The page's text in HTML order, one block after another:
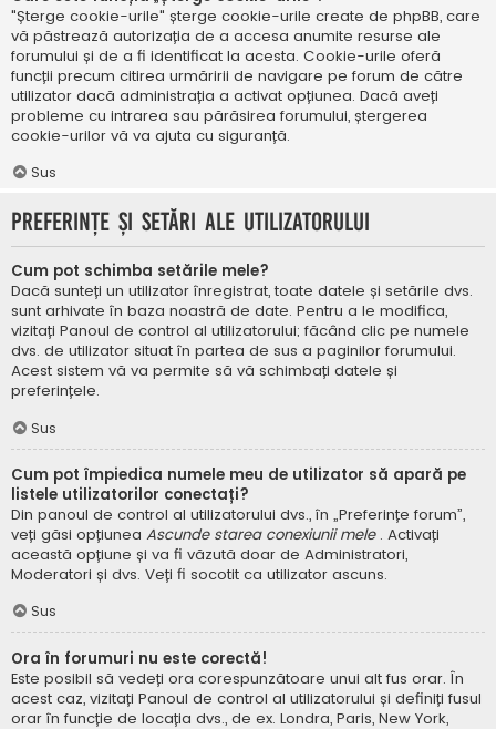
"Șterge cookie-urile" șterge cookie-urile create de phpBB, care
vă păstrează autorizația de a accesa anumite resurse ale
forumului și de a fi identificat la acesta. Cookie-urile oferă
funcții precum citirea urmăririi de navigare pe forum de către
utilizator dacă administrația a activat opțiunea. Dacă aveți
probleme cu intrarea sau părăsirea forumului, ștergerea
cookie-urilor vă va ajuta cu siguranță.
Sus
Preferințe și setări ale utilizatorului
Cum pot schimba setările mele?
Dacă sunteți un utilizator înregistrat, toate datele și setările dvs.
sunt arhivate în baza noastră de date. Pentru a le modifica,
vizitați Panoul de control al utilizatorului; făcând clic pe numele
dvs. de utilizator situat în partea de sus a paginilor forumului.
Acest sistem vă va permite să vă schimbați datele și
preferințele.
Sus
Cum pot împiedica numele meu de utilizator să apară pe
listele utilizatorilor conectați?
Din panoul de control al utilizatorului dvs., în „Preferințe forum”,
veți găsi opțiunea Ascunde starea conexiunii mele . Activați
această opțiune și va fi văzută doar de Administratori,
Moderatori și dvs. Veți fi socotit ca utilizator ascuns.
Sus
Ora în forumuri nu este corectă!
Este posibil să vedeți ora corespunzătoare unui alt fus orar. În
acest caz, vizitați Panoul de control al utilizatorului și definiți fusul
orar în funcție de locația dvs., de ex. Londra, Paris, New York,